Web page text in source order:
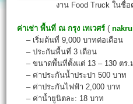
งาน Food Truck ในชื่
ค่าเช่า พื้นที่ ณ กรุง เทเวศร์ (
– เริ่มต้นที่ 9,000 บาทต่อเดือน
– ประกันพื้นที่ 3 เดือน
– ขนาดพื้นที่ตั้งแต่ 13 – 130 ตร.
– ค่าประกันน้ำประปา 500 บาท
– ค่าประกันไฟฟ้า 2,000 บาท
– ค่าน้ำยูนิตละ: 18 บาท